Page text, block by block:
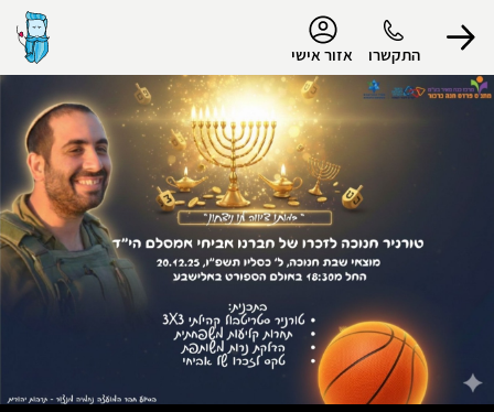
התקשרו אזור אישי
הפרופיל שלי
התנתק